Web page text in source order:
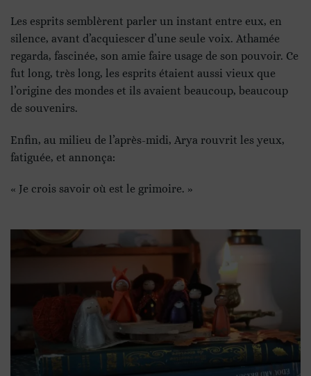
Les esprits semblèrent parler un instant entre eux, en
silence, avant d’acquiescer d’une seule voix. Athamée
regarda, fascinée, son amie faire usage de son pouvoir. Ce
fut long, très long, les esprits étaient aussi vieux que
l’origine des mondes et ils avaient beaucoup, beaucoup
de souvenirs.
Enfin, au milieu de l’après-midi, Arya rouvrit les yeux,
fatiguée, et annonça:
« Je crois savoir où est le grimoire. »